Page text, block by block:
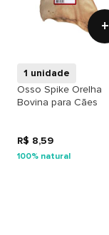
+
1 unidade
Osso Spike Orelha
Bovina para Cães
R$ 8,59
100% natural